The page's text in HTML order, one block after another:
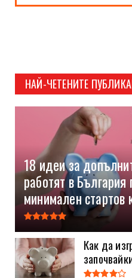
НАЙ-ЧЕТЕНИТЕ
18 идеи за
работят в
минимален стартов
Как да